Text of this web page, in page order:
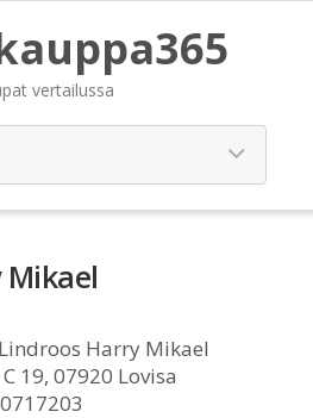
vertailussa
Lindroos Harry Mikael
19, 07920 Lovisa